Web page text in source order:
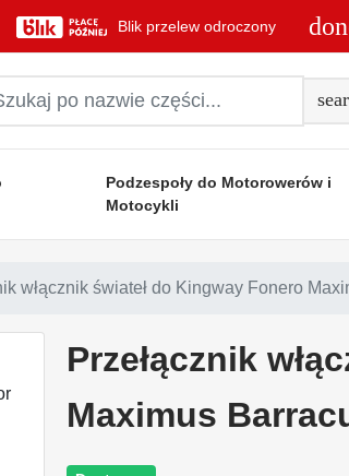
Blik przelew odroczony
Podzespoły do Motorowerów i
Motocykli
włącznik świateł do Kingway Fonero
Przełącznik
Maximus